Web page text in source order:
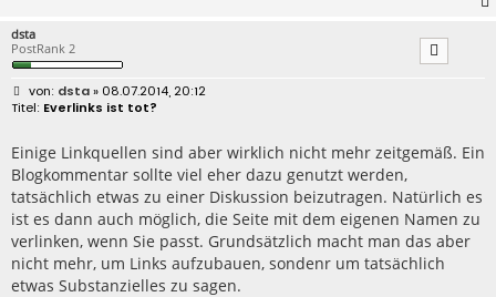
dsta
PostRank 2
B
e
r
a
g
dsta» 08.07.2014, 20:12
Everlinks ist tot?
Einige Linkquellen sind aber wirklich nicht mehr zeitgemäß. Ein
Blogkommentar sollte viel eher dazu genutzt werden,
tatsächlich etwas zu einer Diskussion beizutragen. Natürlich es
ist es dann auch möglich, die Seite mit dem eigenen Namen zu
verlinken, wenn Sie passt. Grundsätzlich macht man das aber
nicht mehr, um Links aufzubauen, sondenr um tatsächlich
etwas Substanzielles zu sagen.